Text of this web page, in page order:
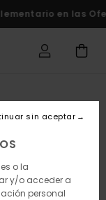
en las
o la
y/o acceder a
personal
sin aceptar